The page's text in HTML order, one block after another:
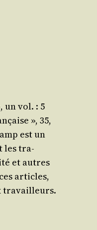
un vol. : 5
», 35,
est un
les tra­
et autres
articles,
tra­vailleurs.